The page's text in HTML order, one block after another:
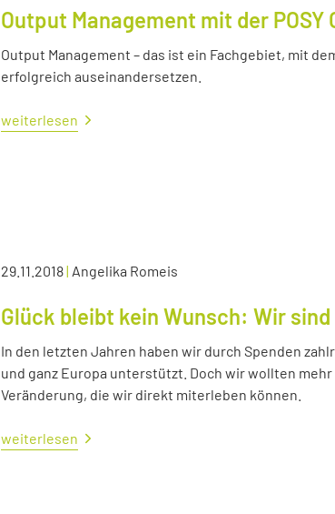
Output Management mit der
Output Management – das ist ein Fachgebiet, mit
erfolgreich auseinandersetzen.
weiterlesen
29.11.2018| Angelika Romeis
Glück bleibt kein Wunsch: Wir
In den letzten Jahren haben wir durch Spenden
und ganz Europa unterstützt. Doch wir wollten
Veränderung, die wir direkt miterleben können.
weiterlesen